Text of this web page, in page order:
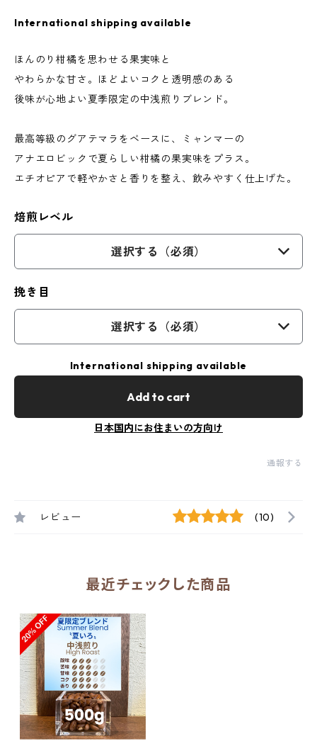
International shipping available
ほんのり柑橘を思わせる果実味と
やわらかな甘さ。ほどよいコクと透明感のある
後味が心地よい夏季限定の中浅煎りブレンド。
最高等級のグアテマラをベースに、ミャンマーの
アナエロビックで夏らしい柑橘の果実味をプラス。
エチオピアで軽やかさと香りを整え、飲みやすく仕上げた。
焙煎レベル
選択する（必須）
挽き目
選択する（必須）
International shipping available
Add to cart
日本国内にお住まいの方向け
通報する
レビュー (10)
最近チェックした商品